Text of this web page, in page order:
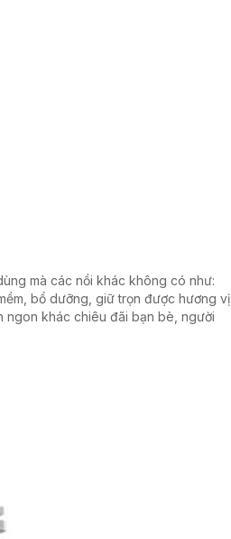
mà các nồi khác không có như:
bổ dưỡng, giữ trọn được hương vị,
ngon khác chiêu đãi bạn bè, người